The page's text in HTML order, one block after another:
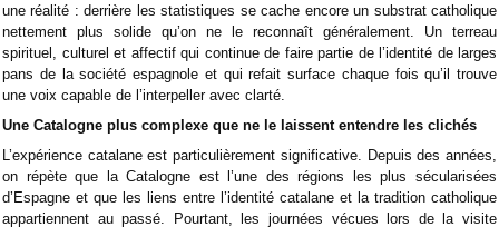
une réalité : derrière les statistiques se cache encore un substrat catholique
nettement plus solide qu’on ne le reconnaît généralement. Un terreau
spirituel, culturel et affectif qui continue de faire partie de l’identité de larges
pans de la société espagnole et qui refait surface chaque fois qu’il trouve
une voix capable de l’interpeller avec clarté.
Une Catalogne plus complexe que ne le laissent entendre les clichés
L’expérience catalane est particulièrement significative. Depuis des années,
on répète que la Catalogne est l’une des régions les plus sécularisées
d’Espagne et que les liens entre l’identité catalane et la tradition catholique
appartiennent au passé. Pourtant, les journées vécues lors de la visite